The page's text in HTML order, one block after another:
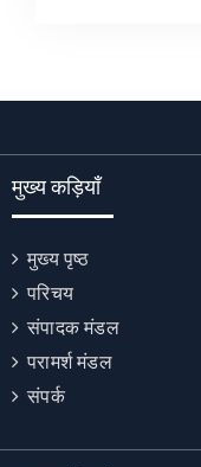
मुख्य कड़ियाँ
मुख्य पृष्ठ
परिचय
संपादक मंडल
परामर्श मंडल
संपर्क